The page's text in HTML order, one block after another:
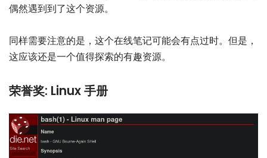
偶然遇到到了这个资源。
同样需要注意的是，这个在线笔记可能会有点过时。但是，
这应该还是一个值得探索的有趣资源。
荣誉奖: Linux 手册